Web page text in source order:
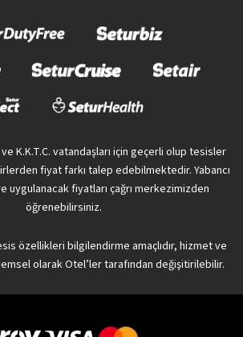
K.K.T.C. vatandaşları için geçerli olup tesisler
fiyat farkı talep edebilmektedir. Yabancı
uygulanacak fiyatları çağrı merkezimizden
öğrenebilirsiniz.
özellikleri bilgilendirme amaçlıdır, hizmet ve
olarak Otel’ler tarafından değişitirilebilir.